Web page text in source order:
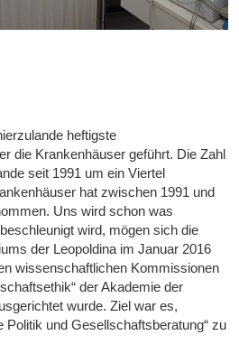
heftigste
die Krankenhäuser geführt. Die Zahl
seit 1991 um ein Viertel
hat zwischen 1991 und
Uns wird schon was
wird, mögen sich die
der Leopoldina im Januar 2016
wissenschaftlichen Kommissionen
der Akademie der
wurde. Ziel war es,
Politik und Gesellschaftsberatung“ zu